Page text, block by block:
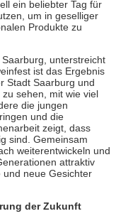
ein beliebter Tag für
um in geselliger
Produkte zu
unterstreicht
ist das Ergebnis
Stadt Saarburg und
sehen, mit wie viel
die jungen
und die
zeigt, dass
sind. Gemeinsam
weiterentwickeln und
attraktiv
und neue Gesichter
der Zukunft